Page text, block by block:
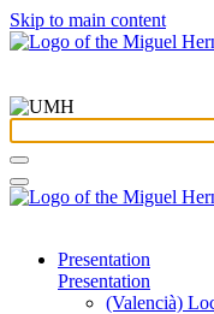
Skip to main content
Presentation
Presentation
(Valencià)